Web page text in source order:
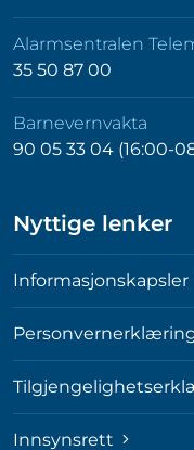
Alarmsentralen
35 50 87 00
Barnevernvakta
90 05 33 04 (16:00-
Nyttige lenker
Informasjonskapsler
Innsynsrett